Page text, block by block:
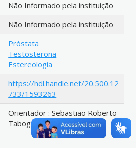
Não Informado pela instituição
Não Informado pela instituição
Próstata
Testosterona
Estereologia
https://hdl.handle.net/20.500.12
733/1593263
Orientador : Sebastião Roberto
Taboga